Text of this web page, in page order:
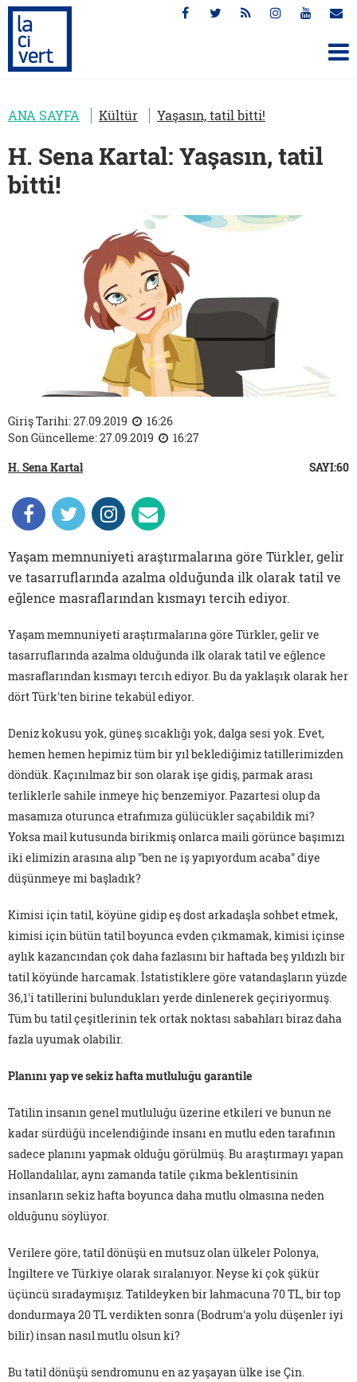
ANA SAYFA Kültür Yaşasın, tatil bitti!
H. Sena Kartal: Yaşasın, tatil
bitti!
Giriş Tarihi: 27.09.2019
16:26
Son Güncelleme: 27.09.2019
16:27
H. Sena Kartal
SAYI:60
Yaşam memnuniyeti araştırmalarına göre Türkler, gelir
ve tasarruflarında azalma olduğunda ilk olarak tatil ve
eğlence masraflarından kısmayı tercih ediyor.
Yaşam memnuniyeti araştırmalarına göre Türkler, gelir ve
tasarruflarında azalma olduğunda ilk olarak tatil ve eğlence
masraflarından kısmayı tercıh ediyor. Bu da yaklaşık olarak her
dört Türk'ten birine tekabül ediyor.
Deniz kokusu yok, güneş sıcaklığı yok, dalga sesi yok. Evet,
hemen hemen hepimiz tüm bir yıl beklediğimiz tatillerimizden
döndük. Kaçınılmaz bir son olarak işe gidiş, parmak arası
terliklerle sahile inmeye hiç benzemiyor. Pazartesi olup da
masamıza oturunca etrafımıza gülücükler saçabildik mi?
Yoksa mail kutusunda birikmiş onlarca maili görünce başımızı
iki elimizin arasına alıp "ben ne iş yapıyordum acaba" diye
düşünmeye mi başladık?
Kimisi için tatil, köyüne gidip eş dost arkadaşla sohbet etmek,
kimisi için bütün tatil boyunca evden çıkmamak, kimisi içinse
aylık kazancından çok daha fazlasını bir haftada beş yıldızlı bir
tatil köyünde harcamak. İstatistiklere göre vatandaşların yüzde
36,1'i tatillerini bulundukları yerde dinlenerek geçiriyormuş.
Tüm bu tatil çeşitlerinin tek ortak noktası sabahları biraz daha
fazla uyumak olabilir.
Planını yap ve sekiz hafta mutluluğu garantile
Tatilin insanın genel mutluluğu üzerine etkileri ve bunun ne
kadar sürdüğü incelendiğinde insanı en mutlu eden tarafının
sadece planını yapmak olduğu görülmüş. Bu araştırmayı yapan
Hollandalılar, aynı zamanda tatile çıkma beklentisinin
insanların sekiz hafta boyunca daha mutlu olmasına neden
olduğunu söylüyor.
Verilere göre, tatil dönüşü en mutsuz olan ülkeler Polonya,
İngiltere ve Türkiye olarak sıralanıyor. Neyse ki çok şükür
üçüncü sıradaymışız. Tatildeyken bir lahmacuna 70 TL, bir top
dondurmaya 20 TL verdikten sonra (Bodrum'a yolu düşenler iyi
bilir) insan nasıl mutlu olsun ki?
Bu tatil dönüşü sendromunu en az yaşayan ülke ise Çin.